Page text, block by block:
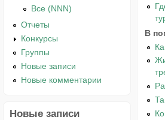
Все (NNN)
Отчеты
Конкурсы
Группы
Новые записи
Новые комментарии
Новые записи
В